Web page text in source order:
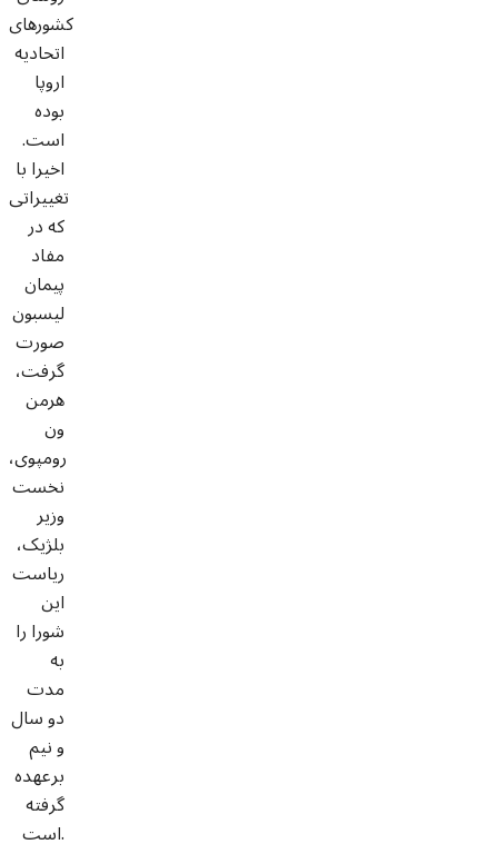
کشورهای
اتحادیه
اروپا
بوده
است.
اخیرا با
تغییراتی
که در
مفاد
پیمان
لیسبون
صورت
گرفت،
هرمن
ون
رومپوی،
نخست
وزیر
بلژیک،
ریاست
این
شورا را
به
مدت
دو سال
و نیم
برعهده
گرفته
است.